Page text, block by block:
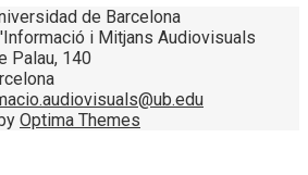
i Mitjans Audiovisuals
Palau, 140
Optima Themes